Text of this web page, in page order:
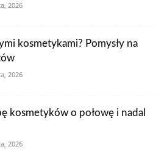
2026
kosmetykami? Pomysły na
2026
kosmetyków o połowę i nadal
2026